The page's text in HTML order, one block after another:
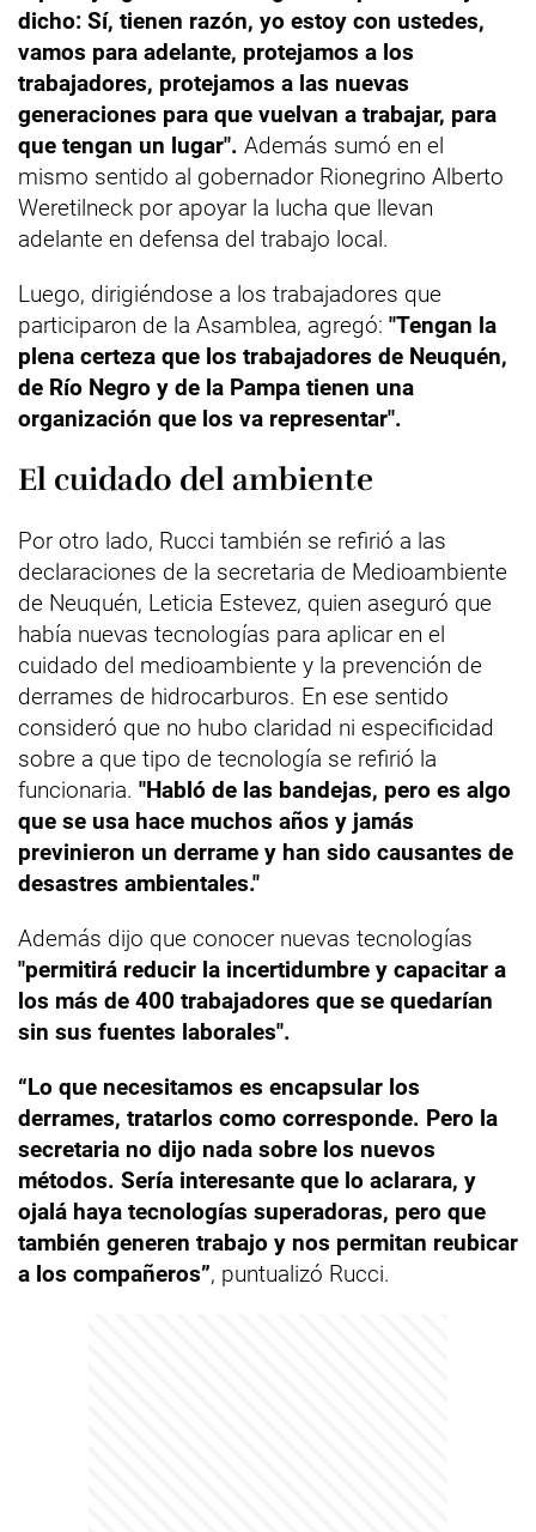
dicho: Sí, tienen razón, yo estoy con ustedes,
vamos para adelante, protejamos a los
trabajadores, protejamos a las nuevas
generaciones para que vuelvan a trabajar, para
que tengan un lugar". Además sumó en el
mismo sentido al gobernador Rionegrino Alberto
Weretilneck por apoyar la lucha que llevan
adelante en defensa del trabajo local.
Luego, dirigiéndose a los trabajadores que
participaron de la Asamblea, agregó: "Tengan la
plena certeza que los trabajadores de Neuquén,
de Río Negro y de la Pampa tienen una
organización que los va representar".
El cuidado del ambiente
Por otro lado, Rucci también se refirió a las
declaraciones de la secretaria de Medioambiente
de Neuquén, Leticia Estevez, quien aseguró que
había nuevas tecnologías para aplicar en el
cuidado del medioambiente y la prevención de
derrames de hidrocarburos. En ese sentido
consideró que no hubo claridad ni especificidad
sobre a que tipo de tecnología se refirió la
funcionaria. "Habló de las bandejas, pero es algo
que se usa hace muchos años y jamás
previnieron un derrame y han sido causantes de
desastres ambientales."
Además dijo que conocer nuevas tecnologías
"permitirá reducir la incertidumbre y capacitar a
los más de 400 trabajadores que se quedarían
sin sus fuentes laborales".
“Lo que necesitamos es encapsular los
derrames, tratarlos como corresponde. Pero la
secretaria no dijo nada sobre los nuevos
métodos. Sería interesante que lo aclarara, y
ojalá haya tecnologías superadoras, pero que
también generen trabajo y nos permitan reubicar
a los compañeros”, puntualizó Rucci.